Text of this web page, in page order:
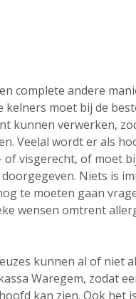
complete andere
kelners moet bij de
kunnen verwerken,
Veelal wordt er als
visgerecht, of moet
Niets is
te moeten gaan
wensen omtrent
kunnen al of niet
Waregem, zodat
kan zien. Ook het